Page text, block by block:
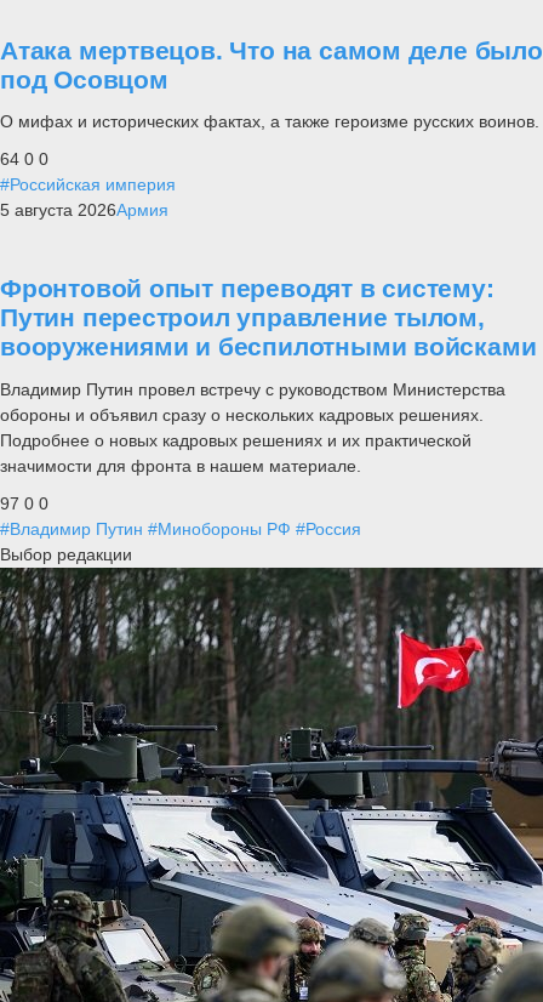
Атака мертвецов. Что на самом деле было
под Осовцом
О мифах и исторических фактах, а также героизме русских воинов.
64 0 0
#Российская империя
5 августа 2026Армия
Фронтовой опыт переводят в систему:
Путин перестроил управление тылом,
вооружениями и беспилотными войсками
Владимир Путин провел встречу с руководством Министерства
обороны и объявил сразу о нескольких кадровых решениях.
Подробнее о новых кадровых решениях и их практической
значимости для фронта в нашем материале.
97 0 0
#Владимир Путин #Минобороны РФ #Россия
Выбор редакции